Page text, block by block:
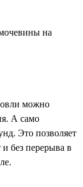
на
можно
А само
Это позволяет
без перерыва в